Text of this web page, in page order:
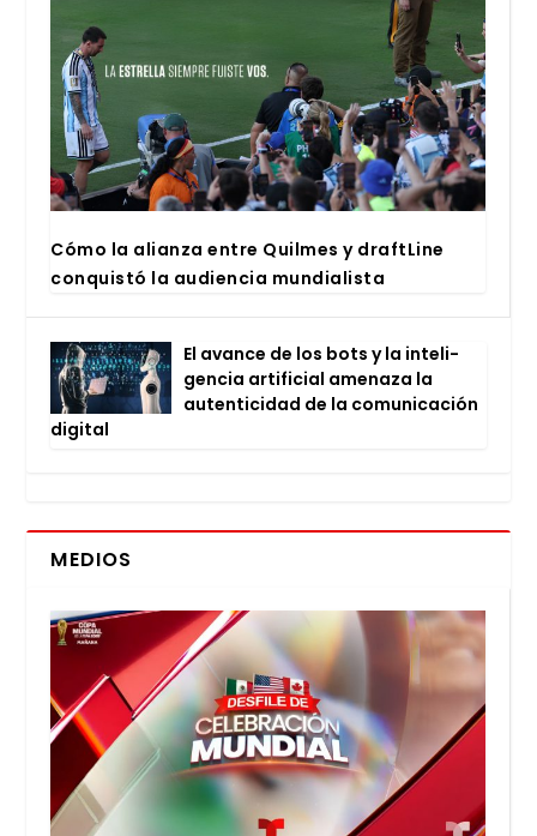
Cómo la alian­za entre Quil­mes y draftLi­ne
con­quis­tó la audien­cia mun­dia­lis­ta
El avan­ce de los bots y la inte­li­
gen­cia arti­fi­cial ame­na­za la
auten­ti­ci­dad de la comu­ni­ca­ción
digi­tal
MEDIOS